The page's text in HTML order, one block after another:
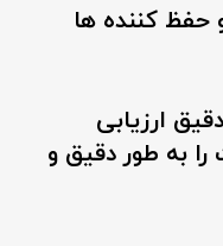
حفظ کننده ها
دقیق ارزیابی
به طور دقیق و